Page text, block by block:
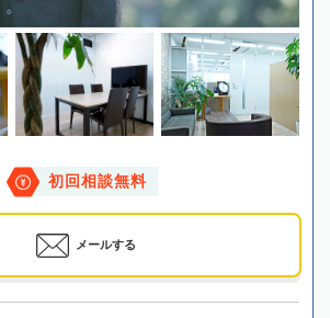
初回相談無料
メールする